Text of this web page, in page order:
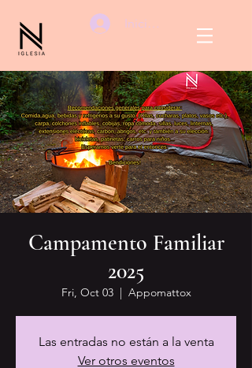
Iniciar sesión
Campamento Familiar
2025
Fri, Oct 03
  |
Appomattox
Las entradas no están a la venta
Ver otros eventos